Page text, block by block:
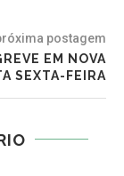
postagem
EM NOVA
SEXTA-FEIRA